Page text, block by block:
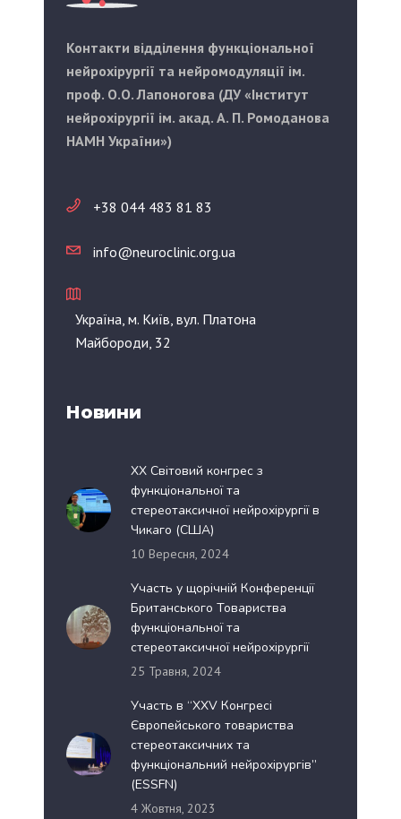
Контакти відділення функціональної
нейрохірургії та нейромодуляції ім.
проф. О.О. Лапоногова (ДУ «Інститут
нейрохірургії ім. акад. А. П. Ромоданова
НАМН України»)
+38 044 483 81 83
info@neuroclinic.org.ua
Україна, м. Київ, вул. Платона
Майбороди, 32
Новини
XX Світовий конгрес з
функціональної та
стереотаксичної нейрохірургії в
Чикаго (США)
10 Вересня, 2024
Участь у щорічній Конференції
Британського Товариства
функціональної та
стереотаксичної нейрохірургії
25 Травня, 2024
Участь в “XXV Конгресі
Європейського товариства
стереотаксичних та
функціональний нейрохірургів”
(ESSFN)
4 Жовтня, 2023